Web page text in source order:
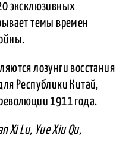
эксклюзивных
темы времен
лозунги восстания
Республики Китай,
1911 года.
Xi Lu, Yue Xiu Qu,